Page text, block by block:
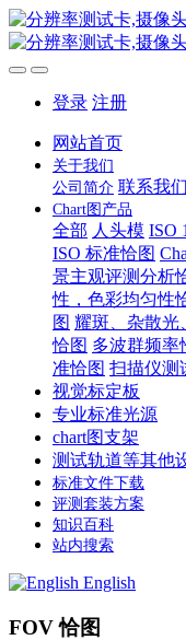
登录 注册
网站首页
关于我们
公司简介 联系我们
Chart图产品
全部 人头模 ISO
ISO 标准恰图
景主观评测分析
性，色彩均匀性
图 耀斑、杂散光
恰图 多波群频率
准恰图 扫描仪测
视觉标定板
专业标准光源
chart图支架
测试轨道等其他
标准文件下载
评测套装方案
知识百科
站内搜索
English
FOV 恰图